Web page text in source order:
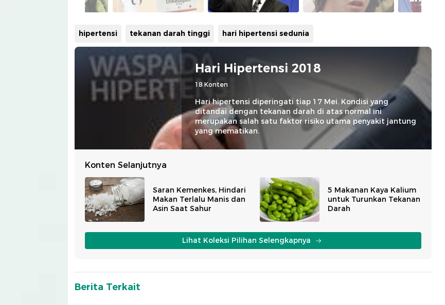
hipertensi tekanan darah tinggi hari hipertensi sedunia
Hari Hipertensi 2018
18 Konten
Hari hipertensi diperingati tiap 17 Mei. Kondisi yang
ditandai dengan tekanan darah di atas normal ini
merupakan salah satu faktor risiko utama penyakit jantung
yang mematikan.
Konten Selanjutnya
Saran Kemenkes, Hindari
Makan Terlalu Manis dan
Asin Saat Sahur
5 Makanan Kaya Kalium
untuk Turunkan Tekanan
Darah
Lihat Koleksi Pilihan Selengkapnya
Berita Terkait